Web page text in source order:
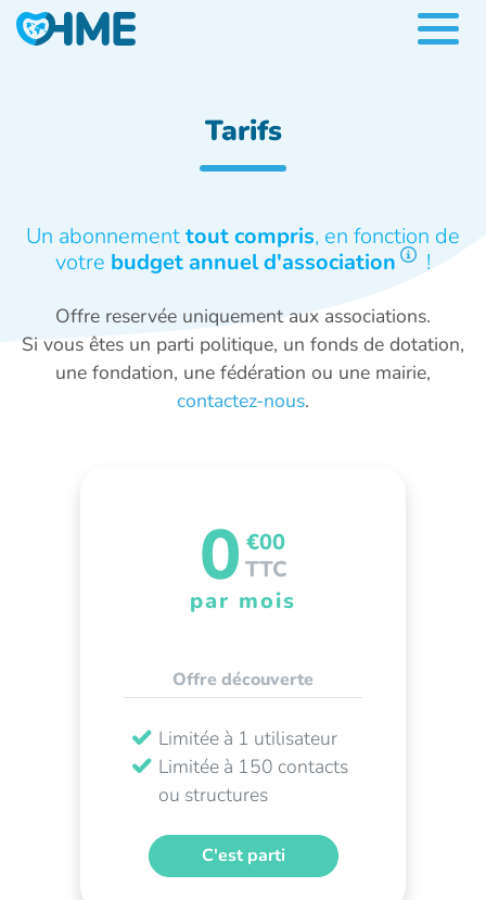
Tarifs
Un abonnementtout compris, en fonction de
votre budget annuel d'association !
Offre reservée uniquement aux associations.
Si vous êtes un parti politique, un fonds de dotation,
une fondation, une fédération ou une mairie,
contactez-nous.
0 €00
TTC
par mois
Offre découverte
Limitée à 1 utilisateur
Limitée à 150 contacts
ou structures
C'est parti